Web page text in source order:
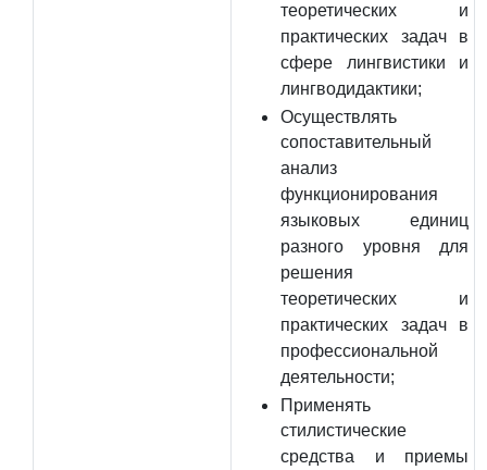
теоретических и
практических задач в
сфере лингвистики и
лингводидактики;
Осуществлять
сопоставительный
анализ
функционирования
языковых единиц
разного уровня для
решения
теоретических и
практических задач в
профессиональной
деятельности;
Применять
стилистические
средства и приемы